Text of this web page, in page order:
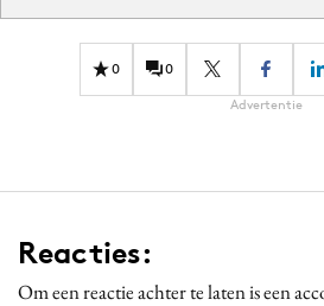
0 0
Advertentie
Reacties:
Om een reactie achter te laten is een